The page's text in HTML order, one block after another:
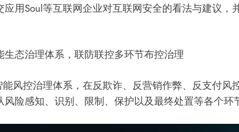
用Soul等互联网企业对互联网安全的看法与建议，
态治理体系，联防联控多环节布控治理
控治理体系，在反欺诈、反营销作弊、反支付风
险感知、识别、限制、保护以及最终处置等各个环